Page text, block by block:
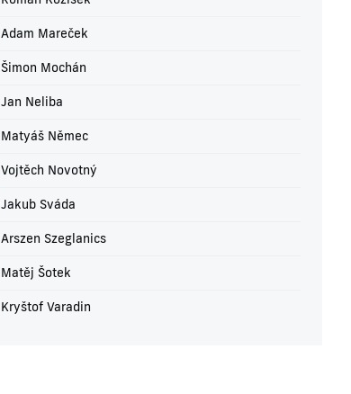
Adam Mareček
Šimon Mochán
Jan Neliba
Matyáš Němec
Vojtěch Novotný
Jakub Sváda
Arszen Szeglanics
Matěj Šotek
Kryštof Varadin